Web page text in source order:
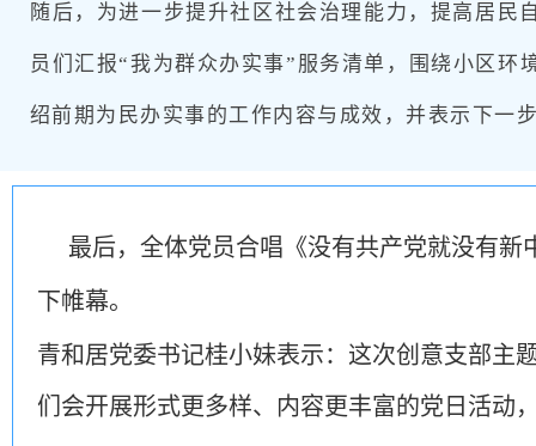
随后，为进一步提升社区社会治理能力，提高居
员们汇报“我为群众办实事”服务清单，围绕小区
绍前期为民办实事的工作内容与成效，并表示下一
最后，全体党员合唱《没有共产党就没有
下帷幕。
青和居党委书记桂小妹表示：这次创意支部主
们会开展形式更多样、内容更丰富的党日活动